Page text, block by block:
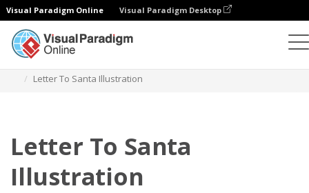
Visual Paradigm Online Visual Paradigm Desktop
Letter To Santa Illustration
Letter To Santa
Illustration